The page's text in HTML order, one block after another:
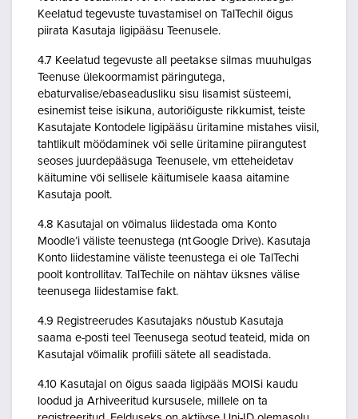
Keelatud tegevuste tuvastamisel on TalTechil õigus
piirata Kasutaja ligipääsu Teenusele.
4.7 Keelatud tegevuste all peetakse silmas muuhulgas
Teenuse ülekoormamist päringutega,
ebaturvalise/ebaseadusliku sisu lisamist süsteemi,
esinemist teise isikuna, autoriõiguste rikkumist, teiste
Kasutajate Kontodele ligipääsu üritamine mistahes viisil,
tahtlikult möödaminek või selle üritamine piirangutest
seoses juurdepääsuga Teenusele, vm etteheidetav
käitumine või sellisele käitumisele kaasa aitamine
Kasutaja poolt.
4.8 Kasutajal on võimalus liidestada oma Konto
Moodle’i väliste teenustega (nt Google Drive). Kasutaja
Konto liidestamine väliste teenustega ei ole TalTechi
poolt kontrollitav. TalTechile on nähtav üksnes välise
teenusega liidestamise fakt.
4.9 Registreerudes Kasutajaks nõustub Kasutaja
saama e-posti teel Teenusega seotud teateid, mida on
Kasutajal võimalik profiili sätete all seadistada.
4.10 Kasutajal on õigus saada ligipääs MOISi kaudu
loodud ja Arhiveeritud kursusele, millele on ta